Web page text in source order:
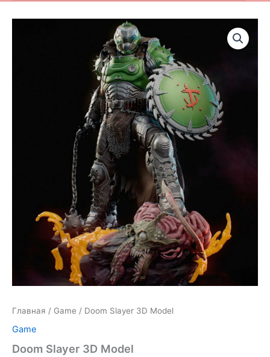
Главная / Game / Doom Slayer 3D Model
Game
Doom Slayer 3D Model